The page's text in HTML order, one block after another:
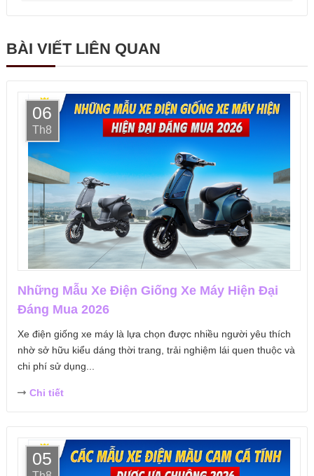
BÀI VIẾT LIÊN QUAN
06
Th8
Những Mẫu Xe Điện Giống Xe Máy Hiện Đại
Đáng Mua 2026
Xe điện giống xe máy là lựa chọn được nhiều người yêu thích
nhờ sở hữu kiểu dáng thời trang, trải nghiệm lái quen thuộc và
chi phí sử dụng...
Chi tiết
05